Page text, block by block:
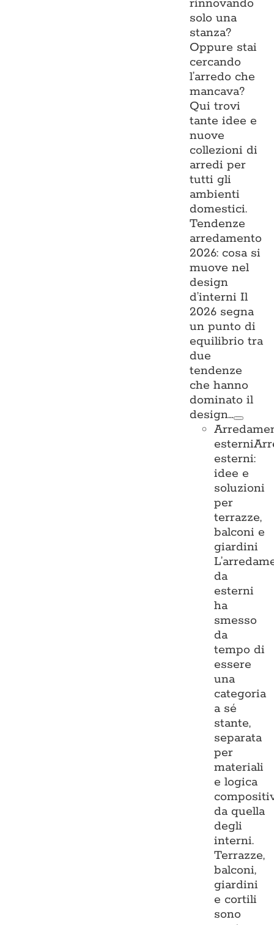
rinnovando
solo una
stanza?
Oppure stai
cercando
l’arredo che
mancava?
Qui trovi
tante idee e
nuove
collezioni di
arredi per
tutti gli
ambienti
domestici.
Tendenze
arredamento
2026: cosa si
muove nel
design
d’interni Il
2026 segna
un punto di
equilibrio tra
due
tendenze
che hanno
dominato il
design…
esterni
esterni:
idee e
soluzioni
per
terrazze,
balconi e
giardini
da
esterni
ha
smesso
da
tempo di
essere
una
categoria
a sé
stante,
separata
per
materiali
e logica
da quella
degli
interni.
Terrazze,
balconi,
giardini
e cortili
sono